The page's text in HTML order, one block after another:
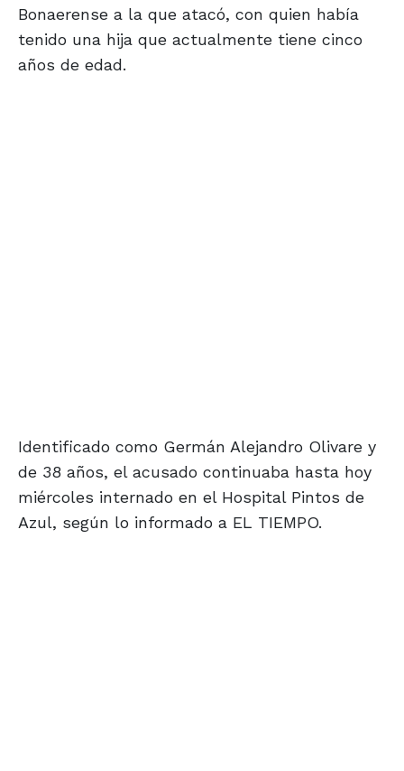
Bonaerense a la que atacó, con quien había
tenido una hija que actualmente tiene cinco
años de edad.
Identificado como Germán Alejandro Olivare y
de 38 años, el acusado continuaba hasta hoy
miércoles internado en el Hospital Pintos de
Azul, según lo informado a EL TIEMPO.